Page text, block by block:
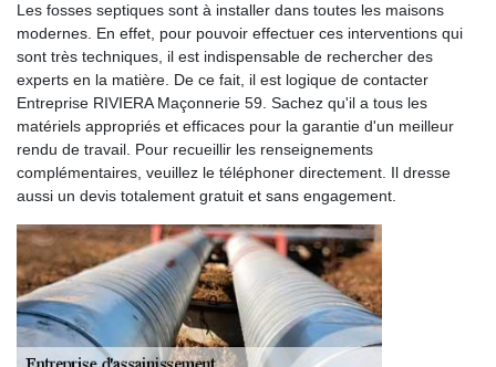
Les fosses septiques sont à installer dans toutes les maisons
modernes. En effet, pour pouvoir effectuer ces interventions qui
sont très techniques, il est indispensable de rechercher des
experts en la matière. De ce fait, il est logique de contacter
Entreprise RIVIERA Maçonnerie 59. Sachez qu'il a tous les
matériels appropriés et efficaces pour la garantie d'un meilleur
rendu de travail. Pour recueillir les renseignements
complémentaires, veuillez le téléphoner directement. Il dresse
aussi un devis totalement gratuit et sans engagement.